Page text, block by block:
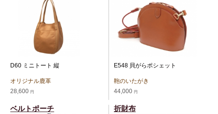
D60 ミニトート 縦
オリジナル鹿革
28,600 円
E548 貝がらポシェット
鞄のいたがき
44,000 円
ベルトポーチ 折財布